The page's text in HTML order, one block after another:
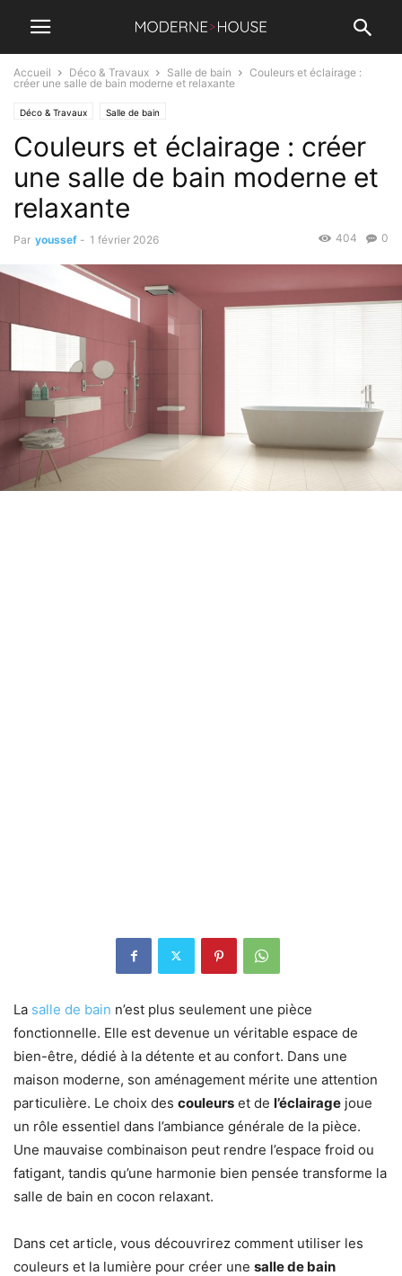
Accueil Déco & Travaux Salle de bain
Couleurs et éclairage :
créer une salle de bain moderne et relaxante
Déco & Travaux Salle de bain
Couleurs et éclairage : créer
une salle de bain moderne et
relaxante
Par youssef - 1 février 2026 0
404
La salle de bain n’est plus seulement une pièce
fonctionnelle. Elle est devenue un véritable espace de
bien-être, dédié à la détente et au confort. Dans une
maison moderne, son aménagement mérite une attention
particulière. Le choix des couleurs et de l’éclairage joue
un rôle essentiel dans l’ambiance générale de la pièce.
Une mauvaise combinaison peut rendre l’espace froid ou
fatigant, tandis qu’une harmonie bien pensée transforme la
salle de bain en cocon relaxant.
Dans cet article, vous découvrirez comment utiliser les
couleurs et la lumière pour créer une salle de bain